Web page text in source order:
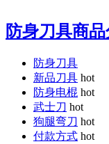
防身刀具商
防身刀具
新品刀具 hot
防身电棍 hot
武士刀 hot
狗腿弯刀 hot
付款方式 hot